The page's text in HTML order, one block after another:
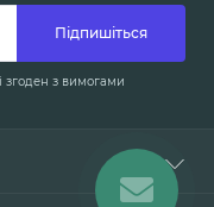
Підпишіться
і згоден з вимогами